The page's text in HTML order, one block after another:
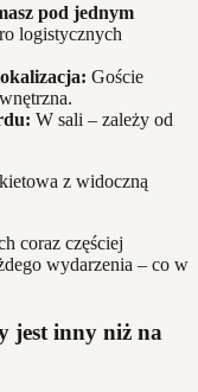
pod jednym
logistycznych
Goście
W sali – zależy od
coraz częściej
wydarzenia – co w
jest inny niż na